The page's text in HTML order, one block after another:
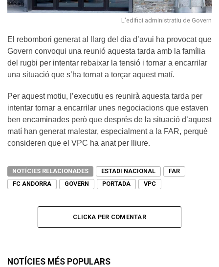
L'edifici administratiu de Govern
El rebombori generat al llarg del dia d’avui ha provocat que
Govern convoqui una reunió aquesta tarda amb la família
del rugbi per intentar rebaixar la tensió i tornar a encarrilar
una situació que s’ha tornat a torçar aquest matí.
Per aquest motiu, l’executiu es reunirà aquesta tarda per
intentar tornar a encarrilar unes negociacions que estaven
ben encaminades però que després de la situació d’aquest
matí han generat malestar, especialment a la FAR, perquè
consideren que el VPC ha anat per lliure.
NOTÍCIES RELACIONADES ESTADI NACIONAL
FAR
FC ANDORRA
GOVERN PORTADA VPC
CLICKA PER COMENTAR
NOTÍCIES MÉS POPULARS